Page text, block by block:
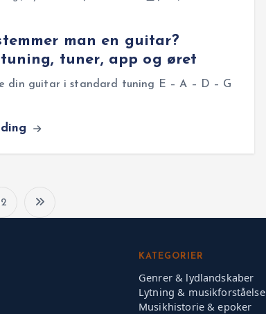
man en guitar?
tuner, app og øret
din guitar i standard tuning E – A – D – G
KATEGORIER
Genrer & lydlandskaber
Lytning & musikforståelse
Musikhistorie & epoker